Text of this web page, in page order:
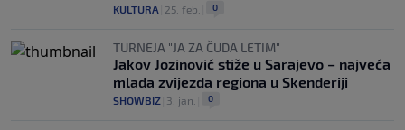
KULTURA 25. feb. 0
TURNEJA "JA ZA ČUDA LETIM"
Jakov Jozinović stiže u Sarajevo – najveća
mlada zvijezda regiona u Skenderiji
SHOWBIZ 3. jan. 0